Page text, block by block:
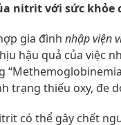
nitrit với sức khỏe
gia đình nhập viện
hậu quả của việc
trạng thiếu oxy, đe
có thể gây chết